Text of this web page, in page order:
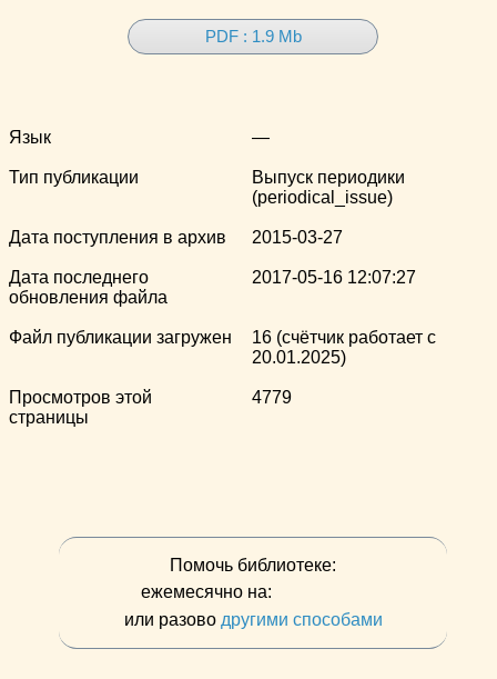
PDF : 1.9 Mb
Язык —
Тип публикации
Выпуск периодики
(periodical_issue)
Дата поступления в архив 2015-03-27
Дата последнего
обновления файла
2017-05-16 12:07:27
Файл публикации загружен
16 (счётчик работает с
20.01.2025)
Просмотров этой
страницы
4779
Помочь библиотеке:
ежемесячно на:
или разово другими способами